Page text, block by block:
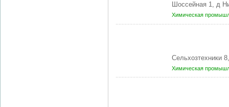
Шоссейная 1, д
Химическая
Химическая